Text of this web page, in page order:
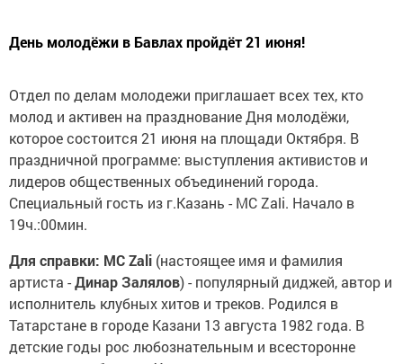
День молодёжи в Бавлах пройдёт 21 июня!
Отдел по делам молодежи приглашает всех тех, кто
молод и активен на празднование Дня молодёжи,
которое состоится 21 июня на площади Октября. В
праздничной программе: выступления активистов и
лидеров общественных объединений города.
Специальный гость из г.Казань - MC Zali. Начало в
19ч.:00мин.
Для справки: MC Zali (настоящее имя и фамилия
артиста -Динар Залялов) - популярный диджей, автор и
исполнитель клубных хитов и треков. Родился в
Татарстане в городе Казани 13 августа 1982 года. В
детские годы рос любознательным и всесторонне